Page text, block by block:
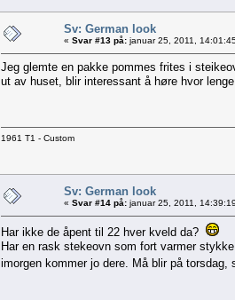
Sv: German look
« Svar #13 på: januar 25, 2011,
Jeg glemte en pakke pommes frites i
ut av huset, blir interessant å høre hvor
1961 T1 - Custom
Sv: German look
« Svar #14 på: januar 25, 2011,
Har ikke de åpent til 22 hver kveld da?
Har en rask stekeovn som fort varmer
imorgen kommer jo dere. Må blir på